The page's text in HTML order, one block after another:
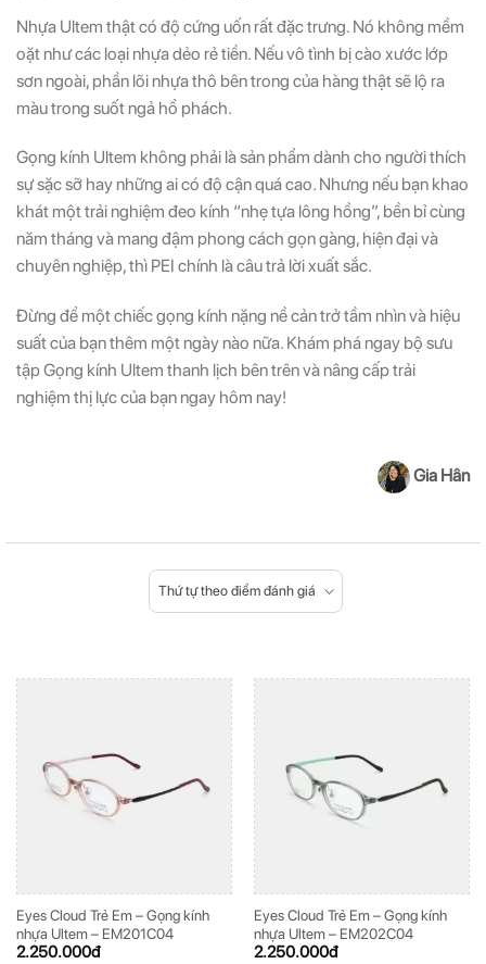
Nhựa Ultem thật có độ cứng uốn rất đặc trưng. Nó không mềm
oặt như các loại nhựa dẻo rẻ tiền. Nếu vô tình bị cào xước lớp
sơn ngoài, phần lõi nhựa thô bên trong của hàng thật sẽ lộ ra
màu trong suốt ngả hổ phách.
Gọng kính Ultem không phải là sản phẩm dành cho người thích
sự sặc sỡ hay những ai có độ cận quá cao. Nhưng nếu bạn khao
khát một trải nghiệm đeo kính “nhẹ tựa lông hồng”, bền bỉ cùng
năm tháng và mang đậm phong cách gọn gàng, hiện đại và
chuyên nghiệp, thì PEI chính là câu trả lời xuất sắc.
Đừng để một chiếc gọng kính nặng nề cản trở tầm nhìn và hiệu
suất của bạn thêm một ngày nào nữa. Khám phá ngay bộ sưu
tập Gọng kính Ultem thanh lịch bên trên và nâng cấp trải
nghiệm thị lực của bạn ngay hôm nay!
Gia Hân
Thứ tự theo điểm đánh giá
Eyes Cloud Trẻ Em – Gọng kính
nhựa Ultem – EM201C04
2.250.000đ
Eyes Cloud Trẻ Em – Gọng kính
nhựa Ultem – EM202C04
2.250.000đ